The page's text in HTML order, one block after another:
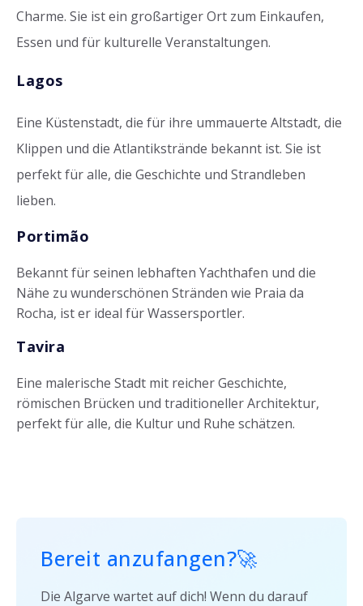
Charme. Sie ist ein großartiger Ort zum Einkaufen,
Essen und für kulturelle Veranstaltungen.
Lagos
Eine Küstenstadt, die für ihre ummauerte Altstadt, die
Klippen und die Atlantikstrände bekannt ist. Sie ist
perfekt für alle, die Geschichte und Strandleben
lieben.
Portimão
Bekannt für seinen lebhaften Yachthafen und die
Nähe zu wunderschönen Stränden wie Praia da
Rocha, ist er ideal für Wassersportler.
Tavira
Eine malerische Stadt mit reicher Geschichte,
römischen Brücken und traditioneller Architektur,
perfekt für alle, die Kultur und Ruhe schätzen.
Bereit anzufangen?🚀
Die Algarve wartet auf dich! Wenn du darauf